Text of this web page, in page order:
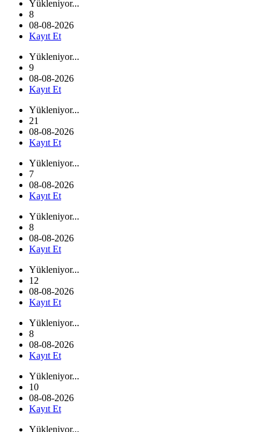
Yükleniyor...
8
08-08-2026
Kayıt Et
Yükleniyor...
9
08-08-2026
Kayıt Et
Yükleniyor...
21
08-08-2026
Kayıt Et
Yükleniyor...
7
08-08-2026
Kayıt Et
Yükleniyor...
8
08-08-2026
Kayıt Et
Yükleniyor...
12
08-08-2026
Kayıt Et
Yükleniyor...
8
08-08-2026
Kayıt Et
Yükleniyor...
10
08-08-2026
Kayıt Et
Yükleniyor...